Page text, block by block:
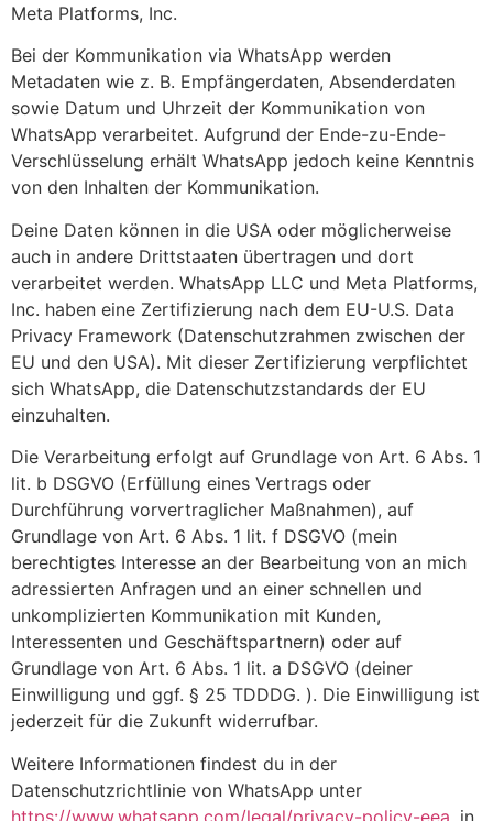
Meta Platforms, Inc.
Bei der Kommunikation via WhatsApp werden
Metadaten wie z. B. Empfängerdaten, Absenderdaten
sowie Datum und Uhrzeit der Kommunikation von
WhatsApp verarbeitet. Aufgrund der Ende-zu-Ende-
Verschlüsselung erhält WhatsApp jedoch keine Kenntnis
von den Inhalten der Kommunikation.
Deine Daten können in die USA oder möglicherweise
auch in andere Drittstaaten übertragen und dort
verarbeitet werden. WhatsApp LLC und Meta Platforms,
Inc. haben eine Zertifizierung nach dem EU-U.S. Data
Privacy Framework (Datenschutzrahmen zwischen der
EU und den USA). Mit dieser Zertifizierung verpflichtet
sich WhatsApp, die Datenschutzstandards der EU
einzuhalten.
Die Verarbeitung erfolgt auf Grundlage von Art. 6 Abs. 1
lit. b DSGVO (Erfüllung eines Vertrags oder
Durchführung vorvertraglicher Maßnahmen), auf
Grundlage von Art. 6 Abs. 1 lit. f DSGVO (mein
berechtigtes Interesse an der Bearbeitung von an mich
adressierten Anfragen und an einer schnellen und
unkomplizierten Kommunikation mit Kunden,
Interessenten und Geschäftspartnern) oder auf
Grundlage von Art. 6 Abs. 1 lit. a DSGVO (deiner
Einwilligung und ggf. § 25 TDDDG. ). Die Einwilligung ist
jederzeit für die Zukunft widerrufbar.
Weitere Informationen findest du in der
Datenschutzrichtlinie von WhatsApp unter
https://www.whatsapp.com/legal/privacy-policy-eea , in